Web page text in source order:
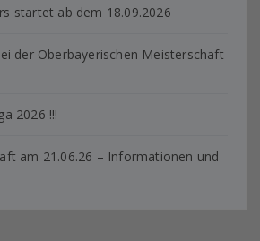
startet ab dem 18.09.2026
der Oberbayerischen Meisterschaft
2026 !!!
am 21.06.26 – Informationen und